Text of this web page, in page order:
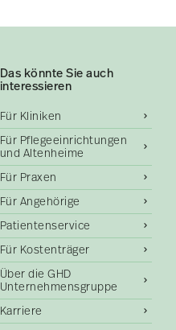
Das könnte Sie auch
interessieren
Für Kliniken
Für Pflegeeinrichtungen
und Altenheime
Für Praxen
Für Angehörige
Patientenservice
Für Kostenträger
Über die GHD
Unternehmensgruppe
Karriere